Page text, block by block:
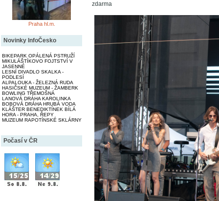
Praha hl.m.
Novinky InfoČesko
BIKEPARK OPÁLENÁ PSTRUŽÍ
MIKULÁŠTÍKOVO FOJTSTVÍ V
JASENNÉ
LESNÍ DIVADLO SKALKA -
PODLESÍ
ALPALOUKA - ŽELEZNÁ RUDA
HASIČSKÉ MUZEUM - ŽAMBERK
BOWLING TŘEMOŠNÁ
LANOVÁ DRÁHA KAROLINKA
BOBOVÁ DRÁHA HRUBÁ VODA
KLÁŠTER BENEDIKTÍNEK BÍLÁ
HORA - PRAHA, ŘEPY
MUZEUM RAPOTÍNSKÉ SKLÁRNY
Počasí v ČR
zdarma